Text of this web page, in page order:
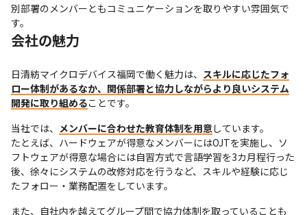
別部署のメンバーともコミュニケーションを取りやすい雰囲気で
す。
会社の魅力
日清紡マイクロデバイス福岡で働く魅力は、 スキルに応じたフォ
ロー体制があるなか、関係部署と協力しながらより良いシステム
開発に取り組めることです。
当社では、 メンバーに合わせた教育体制を用意 しています。
たとえば、ハードウェアが得意なメンバーにはOJTを実施し、ソ
フトウェアが得意な場合には自習方式で言語学習を3カ月程行った
後、徐々にシステムの改修対応を行うなど、スキルや経験に応じ
たフォロー・業務配置をしています。
また、自社内を越えてグループ間で協力体制を取っていることも